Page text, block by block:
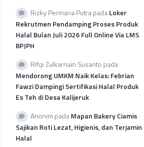
Provinsi
Reguler
Kuota
Sehati
2026
Rekap
Pengajuan
per
LP3H
Rizky Permana PutrapadaLoker
Rekrutmen Pendamping Proses Produk
Halal Bulan Juli 2026 Full Online Via LMS
BPJPH
Rifqi Zulkarnain Susanto pada
Mendorong UMKM Naik Kelas: Febrian
Fawzi Dampingi Sertifikasi Halal Produk
Es Teh di Desa Kalijeruk
Anonim padaMapan Bakery Ciamis
Sajikan Roti Lezat, Higienis, dan Terjamin
Halal